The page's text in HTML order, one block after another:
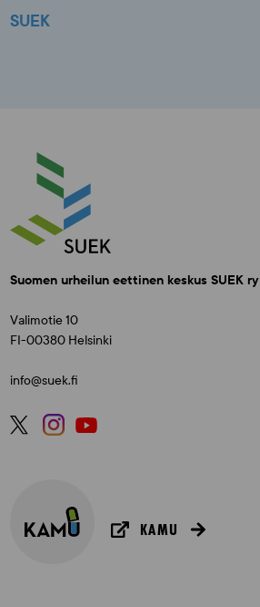
SUEK
Suomen urheilun eettinen keskus SUEK ry
Valimotie 10
FI-00380 Helsinki
info@suek.fi
KAMU